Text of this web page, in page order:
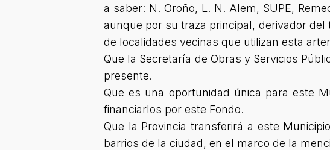
a saber: N. Oroño, L. N. Alem, SUPE,
aunque por su traza principal, derivador
de localidades vecinas que utilizan esta
Que la Secretaría de Obras y Servicios
presente.
Que es una oportunidad única para este
financiarlos por este Fondo.
Que la Provincia transferirá a este
barrios de la ciudad, en el marco de la